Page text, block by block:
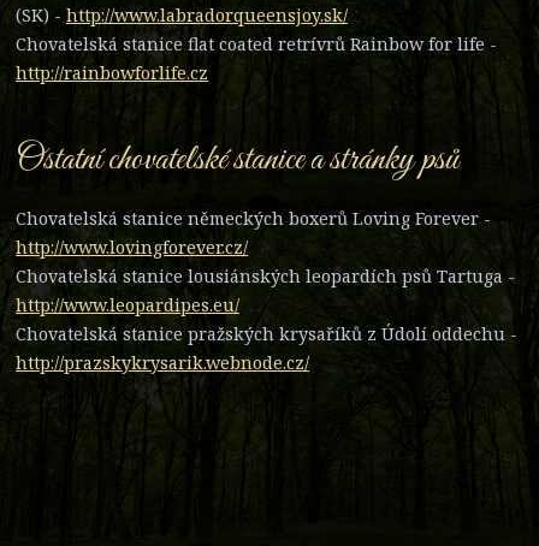
(SK) - http://www.labradorqueensjoy.sk/
Chovatelská stanice flat coated retrívrů Rainbow for life -
http://rainbowforlife.cz
Ostatní chovatelské stanice a stránky psů
Chovatelská stanice německých boxerů Loving Forever -
http://www.lovingforever.cz/
Chovatelská stanice lousiánských leopardích psů Tartuga -
http://www.leopardipes.eu/
Chovatelská stanice pražských krysaříků z Údolí oddechu -
http://prazskykrysarik.webnode.cz/